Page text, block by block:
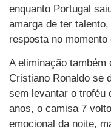
enquanto Portugal
amarga de ter
resposta no
A eliminação
Cristiano Ronaldo se
sem levantar o troféu
anos, o camisa 7
emocional da noite,